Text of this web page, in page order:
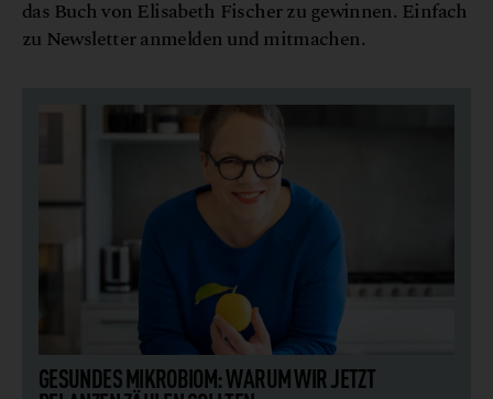
das Buch von Elisabeth Fischer zu gewinnen. Einfach
zu Newsletter anmelden und mitmachen.
GESUNDES MIKROBIOM: WARUM WIR JETZT